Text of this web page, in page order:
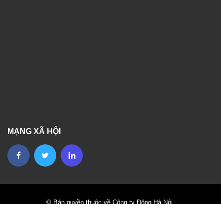
MẠNG XÃ HỘI
© Bản quyền thuộc về Công ty Đông Hà Nội